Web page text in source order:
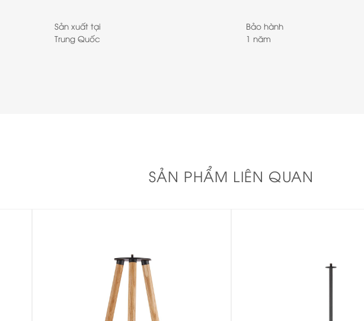
Sản xuất tại
Trung Quốc
Bảo hành
1 năm
SẢN PHẨM LIÊN QUAN